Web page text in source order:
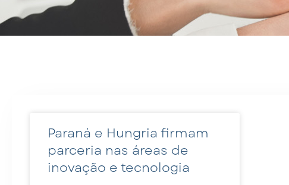
Paraná e Hungria firmam
parceria nas áreas de
inovação e tecnologia